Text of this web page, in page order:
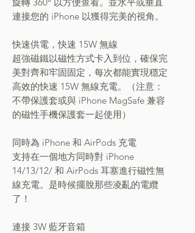
連接您的 iPhone 以獲得完美的視角。
快速供電，快速 15W 無線
超強磁鐵以磁性方式卡入到位，確保完
美對齊和牢固固定，每次都能實現穩定
高效的快速 15W 無線充電。（注意：
不帶保護套或與 iPhone MagSafe 兼容
的磁性手機保護套一起使用）
同時為 iPhone 和 AirPods 充電
支持在一個地方同時對 iPhone
14/13/12/ 和 AirPods 耳塞進行磁性無
線充電。是時候擺脫那些凌亂的電纜
了！
連接 3W 藍牙音箱